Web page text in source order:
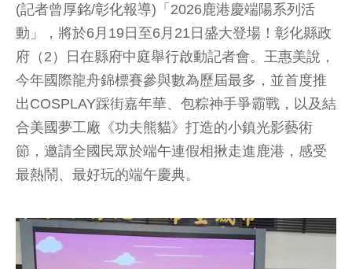
(記者曾厚銘/彰化報導)「2026鹿港慶端陽系列活
動」，將於6月19日至6月21日盛大登場！彰化縣政
府（2）日在縣府中庭舉行啟動記者會。王惠美說，
今年國際龍舟錦標賽參與數為歷屆最多，並首度推
出COSPLAY踩街嘉年華、包粽神手爭霸戰，以及結
合美國夢工廠《功夫熊貓》打造的小鎮光影藝術
節，邀請全國民眾於端午連假相揪走進鹿港，感受
最熱鬧、最好玩的端午慶典。